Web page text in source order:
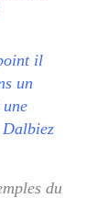
il
un
du